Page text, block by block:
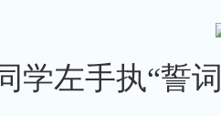
学左手执“誓